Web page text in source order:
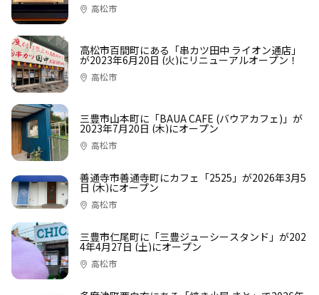
高松市
高松市百間町にある「串カツ田中 ライオン通店」
が2023年6月20日 (火)にリニューアルオープン！
高松市
三豊市山本町に「BAUA CAFE (バウアカフェ)」が
2023年7月20日 (木)にオープン
高松市
善通寺市善通寺町にカフェ「2525」が2026年3月5
日 (木)にオープン
高松市
三豊市仁尾町に「三豊ジューシースタンド」が202
4年4月27日 (土)にオープン
高松市